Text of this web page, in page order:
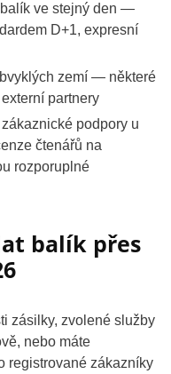
ve stejný den —
D+1, expresní
zemí — některé
partnery
podpory u
čtenářů na
rozporuplné
balík přes
zásilky, zvolené služby
nebo máte
registrované zákazníky